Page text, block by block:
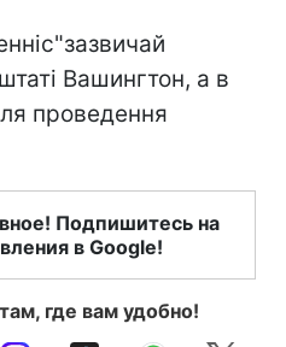
Вашингтон, а в
проведення
Подпишитесь на
в Google!
где вам удобно!